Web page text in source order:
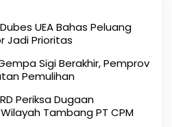
UEA Bahas Peluang
Jadi Prioritas
Sigi Berakhir, Pemprov
Pemulihan
Periksa Dugaan
Tambang PT CPM